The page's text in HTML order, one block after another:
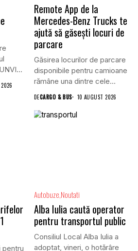
Remote App de la
Mercedes-Benz Trucks te
ajută să găsești locuri de
parcare
Găsirea locurilor de parcare
disponibile pentru camioane
rămâne una dintre cele
DECARGO & BUS 10 AUGUST 2026
pentru
Autobuze Noutati
Alba Iulia caută operator
pentru transportul public
Consiliul Local Alba Iulia a
adoptat, vineri, o hotărâre